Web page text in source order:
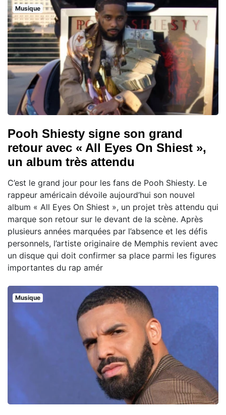
Musique
Pooh Shiesty signe son grand
retour avec « All Eyes On Shiest »,
un album très attendu
C’est le grand jour pour les fans de Pooh Shiesty. Le
rappeur américain dévoile aujourd’hui son nouvel
album « All Eyes On Shiest », un projet très attendu qui
marque son retour sur le devant de la scène. Après
plusieurs années marquées par l’absence et les défis
personnels, l’artiste originaire de Memphis revient avec
un disque qui doit confirmer sa place parmi les figures
importantes du rap amér
Musique